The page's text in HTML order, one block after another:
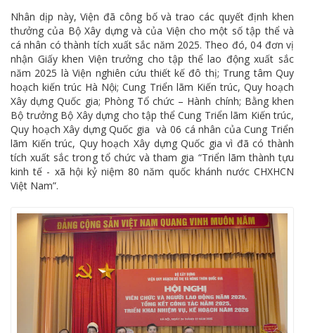
Nhân dịp này, Viện đã công bố và trao các quyết định khen
thưởng của Bộ Xây dựng và của Viện cho một số tập thể và
cá nhân có thành tích xuất sắc năm 2025. Theo đó, 04 đơn vị
nhận Giấy khen Viện trưởng cho tập thể lao động xuất sắc
năm 2025 là Viện nghiên cứu thiết kế đô thị; Trung tâm Quy
hoạch kiến trúc Hà Nội; Cung Triển lãm Kiến trúc, Quy hoạch
Xây dựng Quốc gia; Phòng Tổ chức – Hành chính; Bằng khen
Bộ trưởng Bộ Xây dựng cho tập thể Cung Triển lãm Kiến trúc,
Quy hoạch Xây dựng Quốc gia và 06 cá nhân của Cung Triển
lãm Kiến trúc, Quy hoạch Xây dựng Quốc gia vì đã có thành
tích xuất sắc trong tổ chức và tham gia “Triển lãm thành tựu
kinh tế - xã hội kỷ niệm 80 năm quốc khánh nước CHXHCN
Việt Nam”.